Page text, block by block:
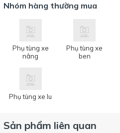
Nhóm hàng thường mua
Phụ tùng xe
nâng
Phụ tùng xe
ben
Phụ tùng xe lu
Sản phẩm liên quan